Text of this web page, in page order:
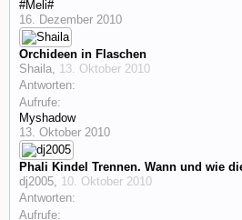
#Meli#
16. Dezember 2010
Orchideen in Flaschen
Shaila, 13. Oktober 2010
Antworten:
Aufrufe:
Myshadow
13. Oktober 2010
Phali Kindel Trennen. Wann und wie
dj2005, 10. Oktober 2010
Antworten:
Aufrufe: